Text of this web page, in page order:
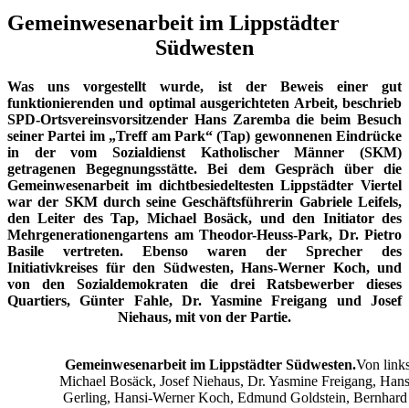
Gemeinwesenarbeit im Lippstädter
Südwesten
Was uns vorgestellt wurde, ist der Beweis einer gut
funktionierenden und optimal ausgerichteten Arbeit, beschrieb
SPD-Ortsvereinsvorsitzender Hans Zaremba die beim Besuch
seiner Partei im „Treff am Park“ (Tap) gewonnenen Eindrücke
in der vom Sozialdienst Katholischer Männer (SKM)
getragenen Begegnungsstätte. Bei dem Gespräch über die
Gemeinwesenarbeit im dichtbesiedeltesten Lippstädter Viertel
war der SKM durch seine Geschäftsführerin Gabriele Leifels,
den Leiter des Tap, Michael Bosäck, und den Initiator des
Mehrgenerationengartens am Theodor-Heuss-Park, Dr. Pietro
Basile vertreten. Ebenso waren der Sprecher des
Initiativkreises für den Südwesten, Hans-Werner Koch, und
von den Sozialdemokraten die drei Ratsbewerber dieses
Quartiers, Günter Fahle, Dr. Yasmine Freigang und Josef
Niehaus, mit von der Partie.
Gemeinwesenarbeit im Lippstädter Südwesten.Von
Michael Bosäck, Josef Niehaus, Dr. Yasmine Freigang,
Gerling, Hansi-Werner Koch, Edmund Goldstein,